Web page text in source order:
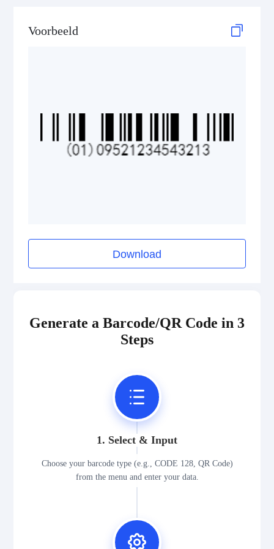
GS1 DataBar Stacked Omnidirectional
Medical Device Codes
Voorbeeld
Download
Generate a Barcode/QR Code in 3
Steps
1. Select & Input
Choose your barcode type (e.g., CODE 128, QR Code)
from the menu and enter your data.